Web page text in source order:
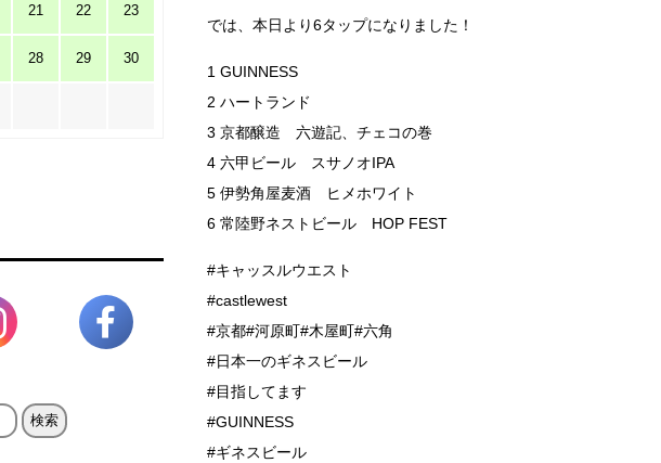
では、本日より6タップになりました！
1 GUINNESS
2 ハートランド
3 京都醸造 六遊記、チェコの巻
4 六甲ビール スサノオIPA
5 伊勢角屋麦酒 ヒメホワイト
6 常陸野ネストビール HOP FEST
#キャッスルウエスト
#castlewest
#京都#河原町#木屋町#六角
#日本一のギネスビール
#目指してます
#GUINNESS
#ギネスビール
21 22 23
28 29 30